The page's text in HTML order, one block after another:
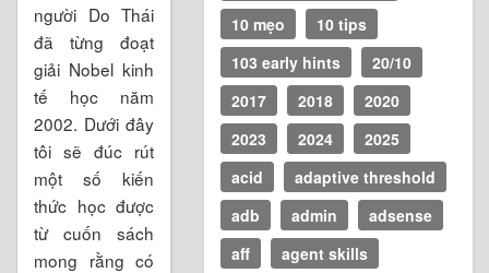
người Do Thái
đã từng đoạt
giải Nobel kinh
tế học năm
2002. Dưới đây
tôi sẽ đúc rút
một số kiến
thức học được
từ cuốn sách
mong rằng có
10 mẹo
10 tips
103 early hints
20/10
2017
2018
2020
2023
2024
2025
acid
adaptive threshold
adb
admin
adsense
aff
agent skills